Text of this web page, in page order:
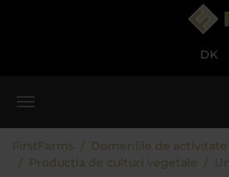
DK
FirstFarms
Domeniile de activitate
Producția de culturi vegetale